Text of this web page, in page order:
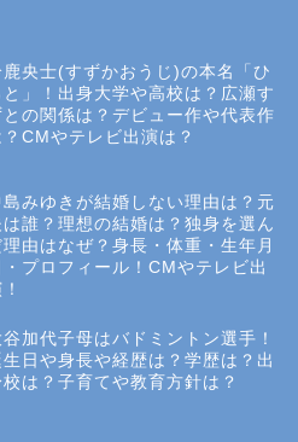
鹿央士(すずかおうじ)の本名「ひ
と」！出身大学や高校は？広瀬す
との関係は？デビュー作や代表作
？CMやテレビ出演は？
島みゆきが結婚しない理由は？元
は誰？理想の結婚は？独身を選ん
理由はなぜ？身長・体重・生年月
・プロフィール！CMやテレビ出
谷加代子母はバドミントン選手！
生日や身長や経歴は？学歴は？出
校は？子育てや教育方針は？